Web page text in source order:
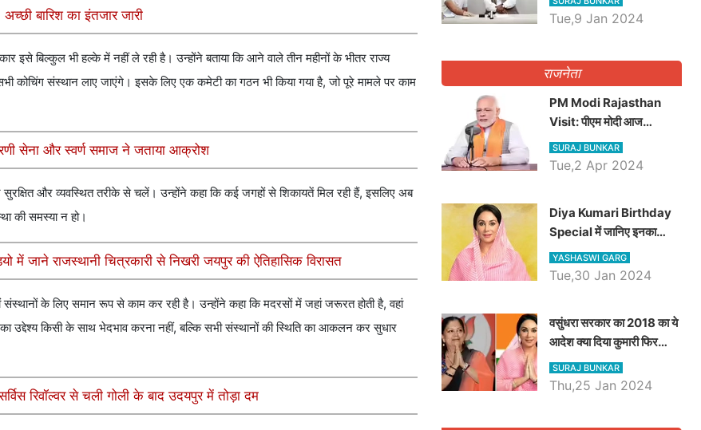
बारिश का इंतजार जारी
इसे बिल्कुल भी हल्के में नहीं ले रही है। उन्होंने बताया कि आने वाले तीन महीनों के भीतर राज्य
कोचिंग संस्थान लाए जाएंगे। इसके लिए एक कमेटी का गठन भी किया गया है, जो पूरे मामले पर काम
सेना और स्वर्ण समाज ने जताया आक्रोश
सुरक्षित और व्यवस्थित तरीके से चलें। उन्होंने कहा कि कई जगहों से शिकायतें मिल रही हैं, इसलिए अब
की समस्या न हो।
में जाने राजस्थानी चित्रकारी से निखरी जयपुर की ऐतिहासिक विरासत
के लिए समान रूप से काम कर रही है। उन्होंने कहा कि मदरसों में जहां जरूरत होती है, वहां
उद्देश्य किसी के साथ भेदभाव करना नहीं, बल्कि सभी संस्थानों की स्थिति का आकलन कर सुधार
रिवॉल्वर से चली गोली के बाद उदयपुर में तोड़ा दम
कौन होगा दावेदार
Tue,9 Jan 2024
राजनेता
PM Modi Rajasthan
Visit: पीएम मोदी आज
राजस्थान में कोटपूतली में करेंगे
विशाल रैली, एक सभा से 8 सीटों
SURAJ BUNKAR
Tue,2 Apr 2024
Diya Kumari Birthday
Special में जानिए इनका
राजकुमारी से राजस्थान की
डिप्टी सीएम बनने तक का सफर,
YASHASWI GARG
Tue,30 Jan 2024
वसुंधरा सरकार का 2018 का ये
आदेश क्या दिया कुमारी फिर
करेंगी लागू? कांग्रेस सरकार ने
किया था निरस्त
SURAJ BUNKAR
Thu,25 Jan 2024